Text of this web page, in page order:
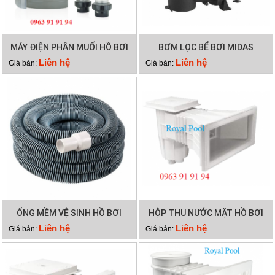
MÁY ĐIỆN PHÂN MUỐI HỒ BƠI
WATERCO HYDROCHLOR ST
2500
Giá bán: Liên hệ
BƠM LỌC BỂ BƠI MIDAS
GAMMA 26
Giá bán: Liên hệ
ỐNG MỀM VỆ SINH HỒ BƠI
12M 2 LỚP
Giá bán: Liên hệ
HỘP THU NƯỚC MẶT HỒ BƠI
EMAUX EM0140
Giá bán: Liên hệ